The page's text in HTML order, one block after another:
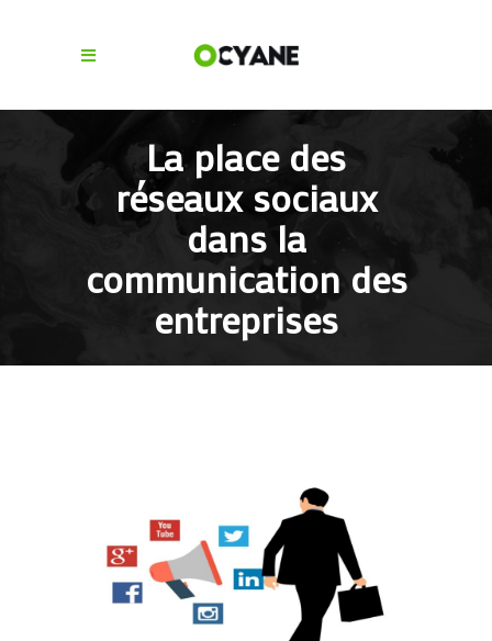
La place des
réseaux sociaux
dans la
communication des
entreprises